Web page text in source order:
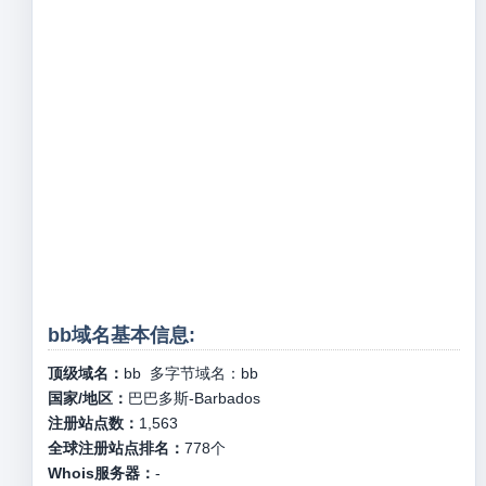
bb域名基本信息:
顶级域名： bb多字节域名： bb
国家/地区： 巴巴多斯-Barbados
注册站点数： 1,563
全球注册站点排名： 778个
Whois服务器： -